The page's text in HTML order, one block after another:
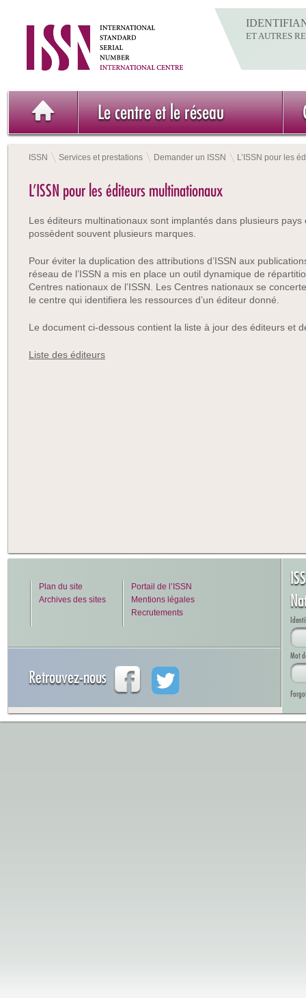
ET AUTRES
Le centre et le réseau
ISSN Services et prestations Demander un ISSN L’ISSN pour les
L’ISSN pour les éditeurs multinationaux
Les éditeurs multinationaux sont implantés dans plusieurs pays
possèdent souvent plusieurs marques.
Pour éviter la duplication des attributions d’ISSN aux
réseau de l’ISSN a mis en place un outil dynamique de
Centres nationaux de l’ISSN. Les Centres nationaux se
le centre qui identifiera les ressources d’un éditeur donné.
Le document ci-dessous contient la liste à jour des éditeurs et
Liste des éditeurs
Plan du site
Archives des sites
Portail de l’ISSN
Mentions légales
Recrutements
Retrouvez-nous
Mot